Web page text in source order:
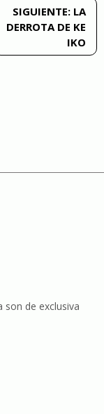
SIGUIENTE: LA
DERROTA DE KE
IKO
son de exclusiva